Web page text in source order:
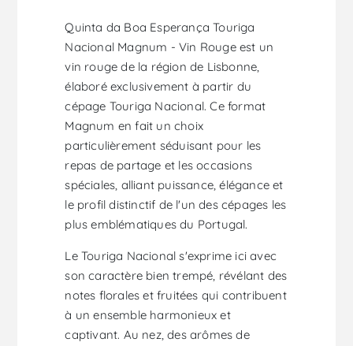
Quinta da Boa Esperança Touriga
Nacional Magnum - Vin Rouge est un
vin rouge de la région de Lisbonne,
élaboré exclusivement à partir du
cépage Touriga Nacional. Ce format
Magnum en fait un choix
particulièrement séduisant pour les
repas de partage et les occasions
spéciales, alliant puissance, élégance et
le profil distinctif de l'un des cépages les
plus emblématiques du Portugal.
Le Touriga Nacional s'exprime ici avec
son caractère bien trempé, révélant des
notes florales et fruitées qui contribuent
à un ensemble harmonieux et
captivant. Au nez, des arômes de